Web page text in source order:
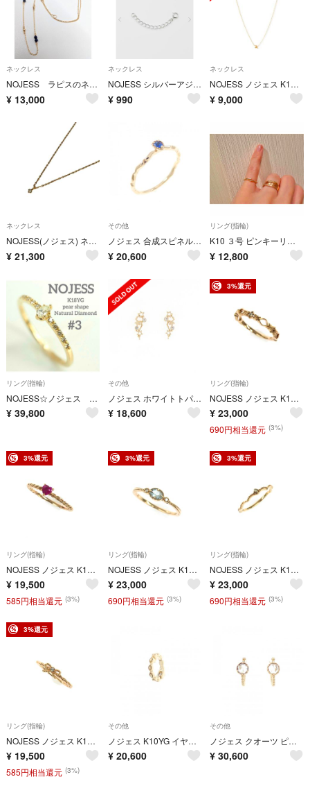
ネックレス
NOJESS ラピスのネックレス 新品同様品です
¥ 13,000
ネックレス
NOJESS シルバーアジャスターチェーン ノジェス チェーン アジャスター
¥ 990
ネックレス
NOJESS ノジェス K10YG イニシャル「Y」ネックレス
¥ 9,000
ネックレス
NOJESS(ノジェス) ネックレス - K10YG×ダイヤモンド ダイヤ0.02ct
¥ 21,300
その他
ノジェス 合成スピネル リング
¥ 20,600
リング(指輪)
K10 ３号 ピンキーリング ダイヤモンドリング ノジェス イエローゴールドリング
¥ 12,800
リング(指輪)
NOJESS☆ノジェス ペアシェイプのK18YG 天然ダイヤリング 箱&証明書有
¥ 39,800
その他
ノジェス ホワイトトパーズ ピアス
¥ 18,600
3%還元
リング(指輪)
NOJESS ノジェス K10ダイヤリング/指輪 ダイヤ0.006ct/K10PG/総重量0.9g ゴールドカラー レディース / 240001215138
¥ 23,000
690円相当還元 (3%)
3%還元
リング(指輪)
NOJESS ノジェス K10リング/指輪 K10PG/総重量0.7g ゴールドカラー レディース / 240001215135
¥ 19,500
585円相当還元 (3%)
3%還元
リング(指輪)
NOJESS ノジェス K10リング/指輪 ダイヤ0.01ct/K10YG/総重量1.0g ゴールドカラー レディース / 240001215134
¥ 23,000
690円相当還元 (3%)
3%還元
リング(指輪)
NOJESS ノジェス K10ダイヤリング/指輪 ダイヤ0.01ct/K10PG/総重量0.7g ゴールドカラー レディース / 240001215137
¥ 23,000
690円相当還元 (3%)
3%還元
リング(指輪)
NOJESS ノジェス K10リング リボン/ダイヤ0.01ct/K10PG/0.8g ゴールドカラー レディース / 240001196728
¥ 19,500
585円相当還元 (3%)
その他
ノジェス K10YG イヤリング 片耳
¥ 20,600
その他
ノジェス クオーツ ピアス
¥ 30,600